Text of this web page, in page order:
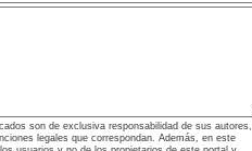
son de exclusiva responsabilidad de sus autores,
legales que correspondan. Además, en este